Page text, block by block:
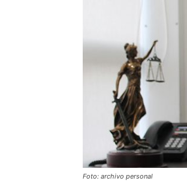
Foto: archivo personal